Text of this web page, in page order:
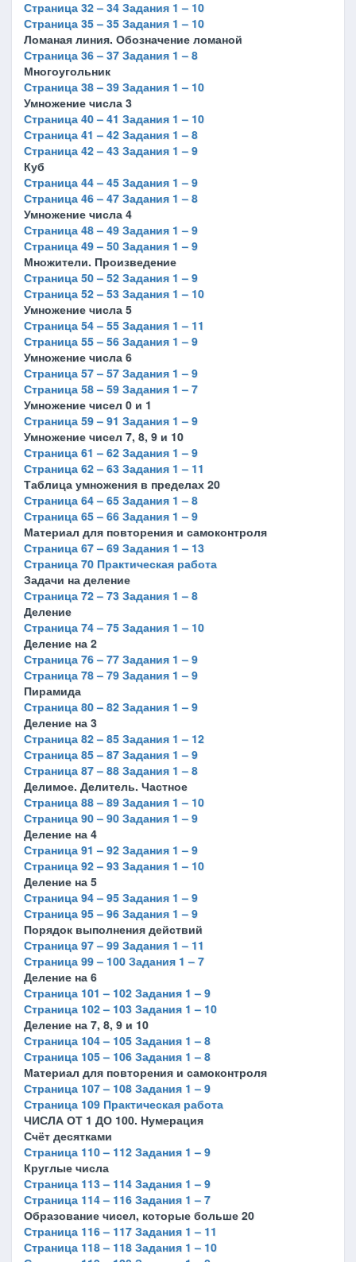
Страница 32 – 34 Задания 1 – 10
Страница 35 – 35 Задания 1 – 10
Ломаная линия. Обозначение ломаной
Страница 36 – 37 Задания 1 – 8
Многоугольник
Страница 38 – 39 Задания 1 – 10
Умножение числа 3
Страница 40 – 41 Задания 1 – 10
Страница 41 – 42 Задания 1 – 8
Страница 42 – 43 Задания 1 – 9
Куб
Страница 44 – 45 Задания 1 – 9
Страница 46 – 47 Задания 1 – 8
Умножение числа 4
Страница 48 – 49 Задания 1 – 9
Страница 49 – 50 Задания 1 – 9
Множители. Произведение
Страница 50 – 52 Задания 1 – 9
Страница 52 – 53 Задания 1 – 10
Умножение числа 5
Страница 54 – 55 Задания 1 – 11
Страница 55 – 56 Задания 1 – 9
Умножение числа 6
Страница 57 – 57 Задания 1 – 9
Страница 58 – 59 Задания 1 – 7
Умножение чисел 0 и 1
Страница 59 – 91 Задания 1 – 9
Умножение чисел 7, 8, 9 и 10
Страница 61 – 62 Задания 1 – 9
Страница 62 – 63 Задания 1 – 11
Таблица умножения в пределах 20
Страница 64 – 65 Задания 1 – 8
Страница 65 – 66 Задания 1 – 9
Материал для повторения и самоконтроля
Страница 67 – 69 Задания 1 – 13
Страница 70 Практическая работа
Задачи на деление
Страница 72 – 73 Задания 1 – 8
Деление
Страница 74 – 75 Задания 1 – 10
Деление на 2
Страница 76 – 77 Задания 1 – 9
Страница 78 – 79 Задания 1 – 9
Пирамида
Страница 80 – 82 Задания 1 – 9
Деление на 3
Страница 82 – 85 Задания 1 – 12
Страница 85 – 87 Задания 1 – 9
Страница 87 – 88 Задания 1 – 8
Делимое. Делитель. Частное
Страница 88 – 89 Задания 1 – 10
Страница 90 – 90 Задания 1 – 9
Деление на 4
Страница 91 – 92 Задания 1 – 9
Страница 92 – 93 Задания 1 – 10
Деление на 5
Страница 94 – 95 Задания 1 – 9
Страница 95 – 96 Задания 1 – 9
Порядок выполнения действий
Страница 97 – 99 Задания 1 – 11
Страница 99 – 100 Задания 1 – 7
Деление на 6
Страница 101 – 102 Задания 1 – 9
Страница 102 – 103 Задания 1 – 10
Деление на 7, 8, 9 и 10
Страница 104 – 105 Задания 1 – 8
Страница 105 – 106 Задания 1 – 8
Материал для повторения и самоконтроля
Страница 107 – 108 Задания 1 – 9
Страница 109 Практическая работа
ЧИСЛА ОТ 1 ДО 100. Нумерация
Счёт десятками
Страница 110 – 112 Задания 1 – 9
Круглые числа
Страница 113 – 114 Задания 1 – 9
Страница 114 – 116 Задания 1 – 7
Образование чисел, которые больше 20
Страница 116 – 117 Задания 1 – 11
Страница 118 – 118 Задания 1 – 10